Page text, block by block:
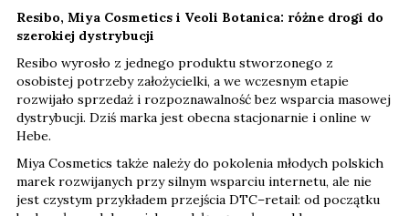
Resibo, Miya Cosmetics i Veoli Botanica: różne drogi do
szerokiej dystrybucji
Resibo wyrosło z jednego produktu stworzonego z
osobistej potrzeby założycielki, a we wczesnym etapie
rozwijało sprzedaż i rozpoznawalność bez wsparcia masowej
dystrybucji. Dziś marka jest obecna stacjonarnie i online w
Hebe.
Miya Cosmetics także należy do pokolenia młodych polskich
marek rozwijanych przy silnym wsparciu internetu, ale nie
jest czystym przykładem przejścia DTC–retail: od początku